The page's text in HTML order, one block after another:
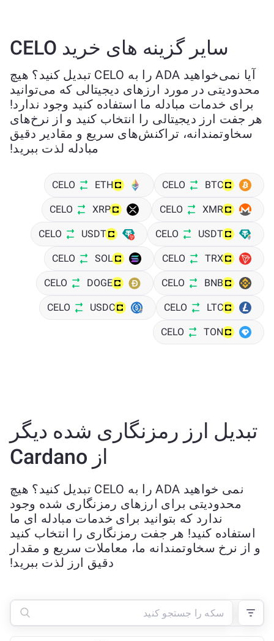
سایر گزینه های خرید CELO
آیا نمی‌خواهید ADA را به CELO تبدیل کنید؟ هیچ
محدودیتی در مورد ارزهای دیجیتالی که می‌توانید
برای خدمات مبادله ما استفاده کنید وجود ندارد!
هر جفت ارز دیجیتالی را انتخاب کنید و از نرخ‌های
سخاوتمندانه، تراکنش‌های سریع و مقادیر دقیق
مبادله لذت ببرید!
BTC
CELO
ETH
CELO
XMR
CELO
XRP
CELO
USDT
CELO
USDT
CELO
TRX
CELO
SOL
CELO
BNB
CELO
DOGE
CELO
LTC
CELO
USDC
CELO
TON
CELO
تبدیل ارز رمزنگاری شده دیگر
از Cardano
نمی خواهید ADA را به CELO تبدیل کنید؟ هیچ
محدودیتی برای ارزهای رمزنگاری شده وجود
ندارد که بتوانید برای خدمات مبادله ای ما
استفاده کنید! هر جفت رمزنگاری را انتخاب کنید
و از نرخ سخاوتمندانه ما، معاملات سریع و مقدار
دقیق ارز لذت ببرید!